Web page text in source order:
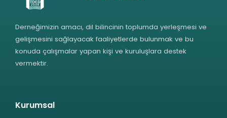
Derneğimizin amacı, dil bilincinin toplumda yerleşmesi ve
gelişmesini sağlayacak faaliyetlerde bulunmak ve bu
konuda çalışmalar yapan kişi ve kuruluşlara destek
vermektir.
Kurumsal